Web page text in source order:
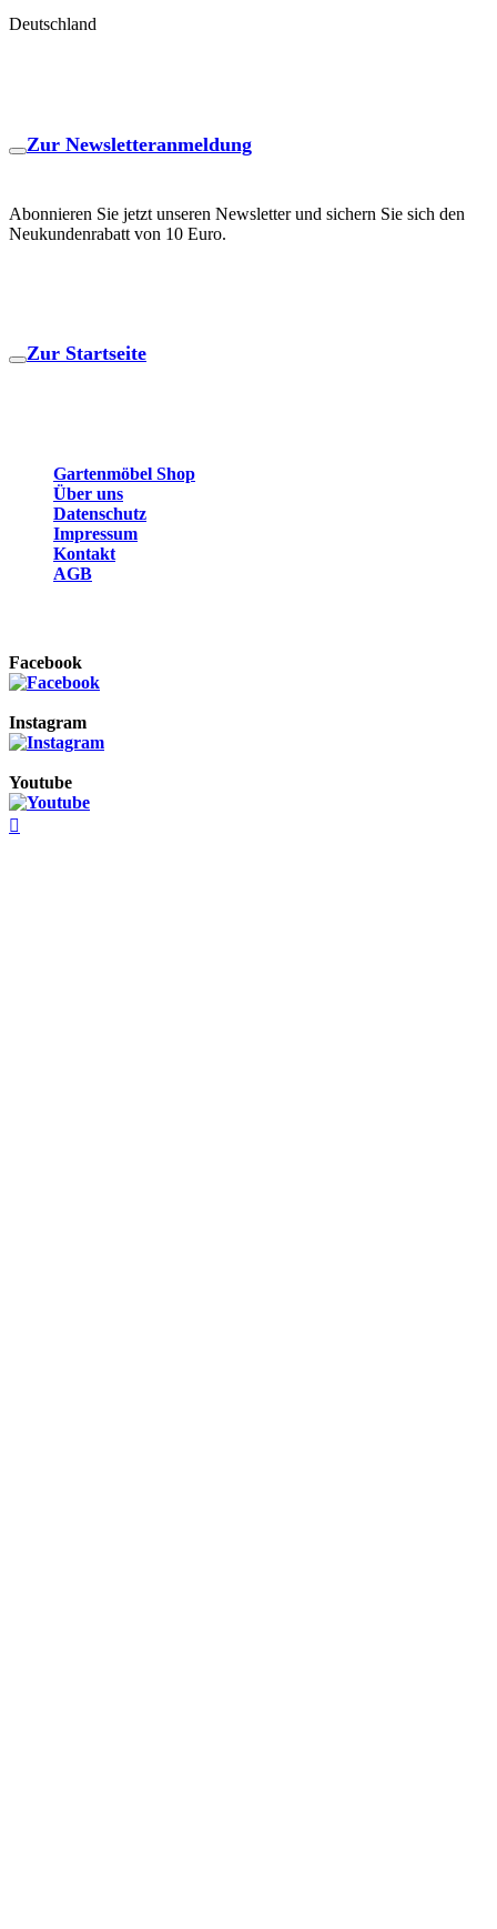
Deutschland
Zur Newsletteranmeldung
Abonnieren Sie jetzt unseren Newsletter und sichern Sie sich den
Neukundenrabatt von 10 Euro.
Zur Startseite
Gartenmöbel Shop
Über uns
Datenschutz
Impressum
Kontakt
AGB
Facebook
Instagram
Youtube